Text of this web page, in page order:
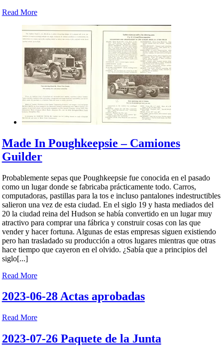
Read More
Made In Poughkeepsie – Camiones
Guilder
Probablemente sepas que Poughkeepsie fue conocida en el pasado
como un lugar donde se fabricaba prácticamente todo. Carros,
computadoras, pastillas para la tos e incluso pantalones indestructibles
salieron una vez de esta ciudad. En el siglo 19 y hasta mediados del
20 la ciudad reina del Hudson se había convertido en un lugar muy
atractivo para comprar una fábrica y construir cosas con las que
vender y hacer fortuna. Algunas de estas empresas siguen existiendo
pero han trasladado su producción a otros lugares mientras que otras
hace tiempo que cayeron en el olvido. ¿Sabía que a principios del
siglo[...]
Read More
2023-06-28 Actas aprobadas
Read More
2023-07-26 Paquete de la Junta